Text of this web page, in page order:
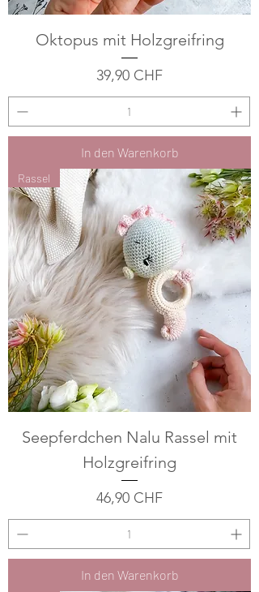
Oktopus mit Holzgreifring
Preis
39,90 CHF
In den Warenkorb
Rassel
Seepferdchen Nalu Rassel mit
Holzgreifring
Preis
46,90 CHF
In den Warenkorb